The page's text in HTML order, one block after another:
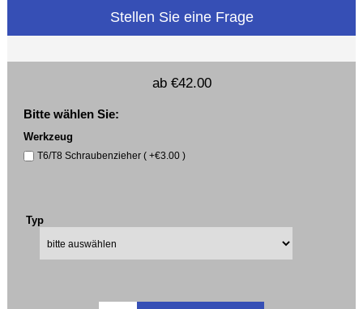
Stellen Sie eine Frage
ab €42.00
Bitte wählen Sie:
Werkzeug
T6/T8 Schraubenzieher ( +€3.00 )
Typ